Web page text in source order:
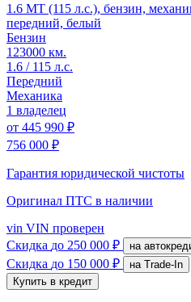
1.6 MT (115 л.с.), бензин,
передний, белый
Бензин
123000 км.
1.6 / 115 л.с.
Передний
Механика
1 владелец
от 445 990 ₽
756 000 ₽
Гарантия юридической чистоты
Оригинал ПТС в наличии
vin VIN проверен
Скидка до 250 000 ₽ на
Скидка до 150 000 ₽
на Trade-In
Купить в кредит